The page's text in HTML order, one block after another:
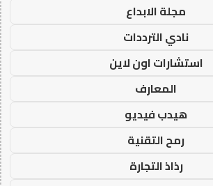
مجلة الابداع
نادي الترددات
استشارات اون لاين
المعارف
هيدب فيديو
رمح التقنية
رذاذ التجارة